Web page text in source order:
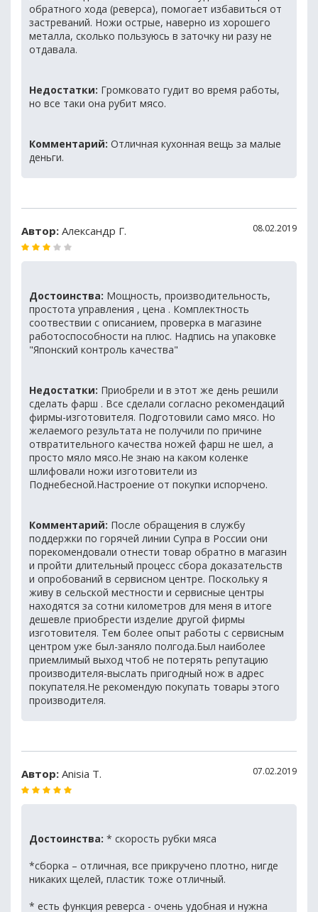
обратного хода (реверса), помогает избавиться от
застреваний. Ножи острые, наверно из хорошего
металла, сколько пользуюсь в заточку ни разу не
отдавала.
Недостатки: Громковато гудит во время работы,
но все таки она рубит мясо.
Комментарий: Отличная кухонная вещь за малые
деньги.
Автор: Александр Г. 08.02.2019
Достоинства: Мощность, производительность,
простота управления , цена . Комплектность
соотвествии с описанием, проверка в магазине
работоспособности на плюс. Надпись на упаковке
"Японский контроль качества"
Недостатки: Приобрели и в этот же день решили
сделать фарш . Все сделали согласно рекомендаций
фирмы-изготовителя. Подготовили само мясо. Но
желаемого результата не получили по причине
отвратительного качества ножей фарш не шел, а
просто мяло мясо.Не знаю на каком коленке
шлифовали ножи изготовители из
Поднебесной.Настроение от покупки испорчено.
Комментарий: После обращения в службу
поддержки по горячей линии Супра в России они
порекомендовали отнести товар обратно в магазин
и пройти длительный процесс сбора доказательств
и опробований в сервисном центре. Поскольку я
живу в сельской местности и сервисные центры
находятся за сотни километров для меня в итоге
дешевле приобрести изделие другой фирмы
изготовителя. Тем более опыт работы с сервисным
центром уже был-заняло полгода.Был наиболее
приемлимый выход чтоб не потерять репутацию
производителя-выслать пригодный нож в адрес
покупателя.Не рекомендую покупать товары этого
производителя.
Автор: Anisia T. 07.02.2019
Достоинства: * скорость рубки мяса
*сборка – отличная, все прикручено плотно, нигде
никаких щелей, пластик тоже отличный.
* есть функция реверса - очень удобная и нужна